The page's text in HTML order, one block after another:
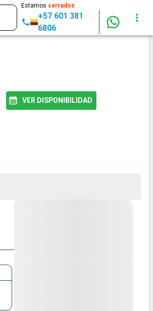
Estamos cerrados
+57 601 381
6806
VER DISPONIBILIDAD